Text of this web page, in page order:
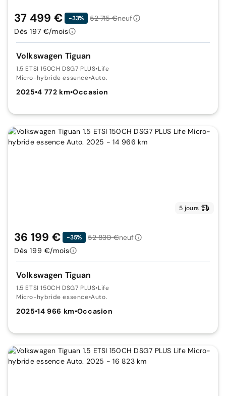
Volkswagen Tiguan
1.5 ETSI 150CH DSG7 PLUS•Life
Micro-hybride essence•Auto.
2025•4 772 km•Occasion
37 499 € -33% 52 715 €neuf
Dès 197 €/mois
5 jours
Volkswagen Tiguan
1.5 ETSI 150CH DSG7 PLUS•Life
Micro-hybride essence•Auto.
2025•14 966 km•Occasion
36 199 € -35% 52 830 €neuf
Dès 199 €/mois